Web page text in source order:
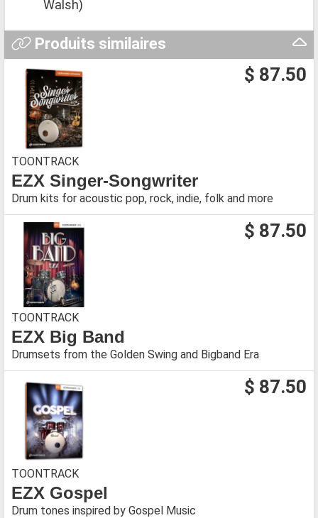
Walsh)
Produits similaires
$ 87.50
TOONTRACK
EZX Singer-Songwriter
Drum kits for acoustic pop, rock, indie, folk and more
$ 87.50
TOONTRACK
EZX Big Band
Drumsets from the Golden Swing and Bigband Era
$ 87.50
TOONTRACK
EZX Gospel
Drum tones inspired by Gospel Music